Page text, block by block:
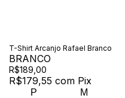
T-Shirt Arcanjo Rafael Branco
BRANCO
R$189,00
R$179,55 com Pix
P M